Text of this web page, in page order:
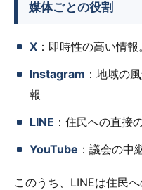
媒体ごとの役割
X ：即時性の高い情
Instagram ：地域の
報
LINE ：住民への直接
YouTube ：議会の中
このうち、LINEは住民